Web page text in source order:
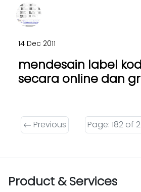
14 Dec 2011
mendesain label
secara online dan
Previous Page: 182 of
Product & Services